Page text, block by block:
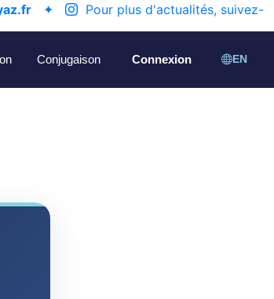
✦
Pour plus d'actualités, suivez-
Conjugaison Connexion EN